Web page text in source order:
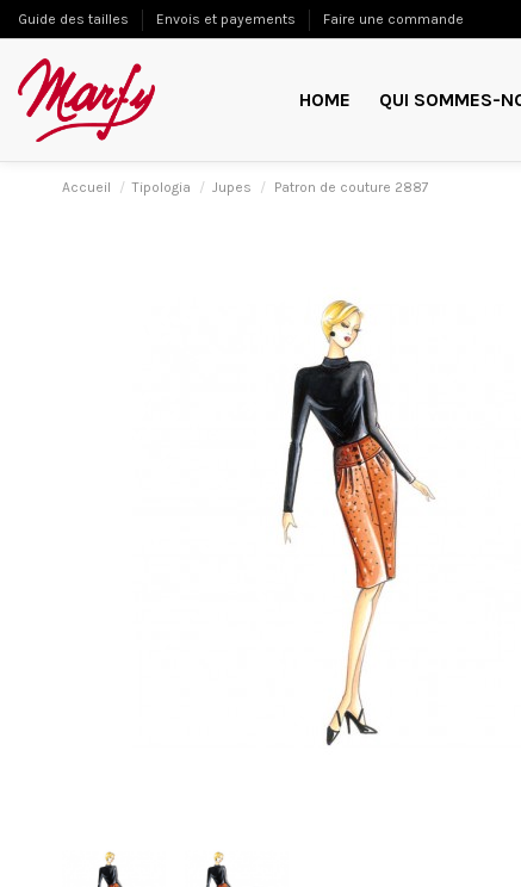
Guide des tailles Envois et payements Faire une commande
HOME QUI SOMMES-
Accueil Tipologia Jupes Patron de couture 2887